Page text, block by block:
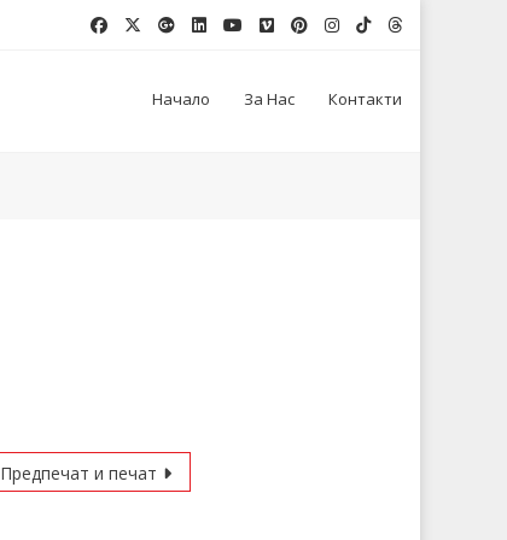
Начало За Нас Контакти
Предпечат и печат